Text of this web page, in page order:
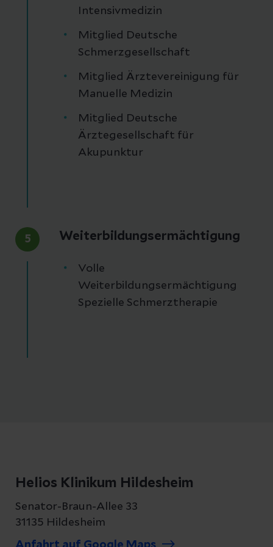
Intensivmedizin
Mitglied Deutsche
Schmerzgesellschaft
Mitglied Ärztevereinigung für
Manuelle Medizin
Mitglied Deutsche
Ärztegesellschaft für
Akupunktur
5 Weiterbildungsermächtigung
Volle
Weiterbildungsermächtigung
Spezielle Schmerztherapie
Helios Klinikum Hildesheim
Senator-Braun-Allee 33
31135 Hildesheim